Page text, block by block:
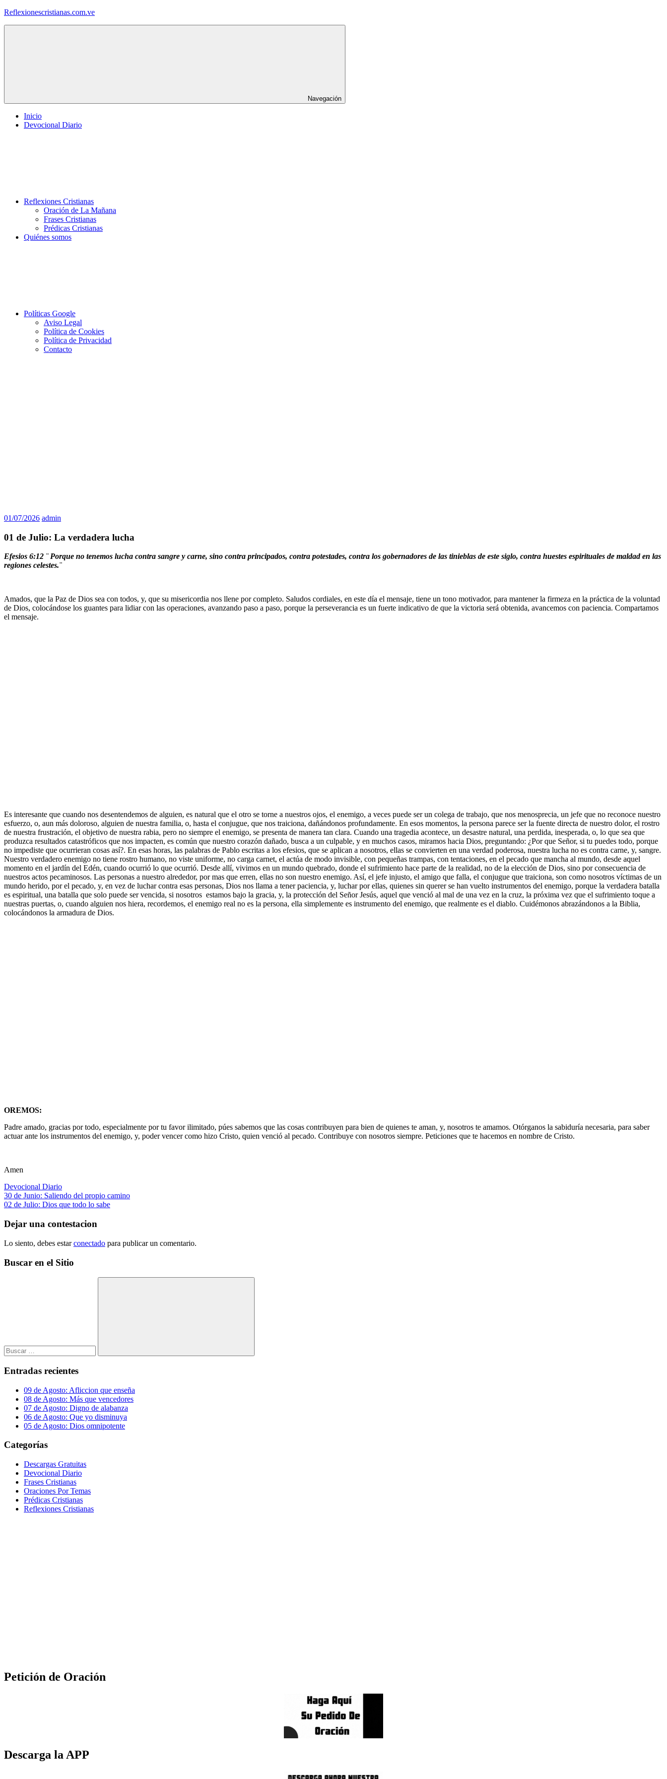
Saltar
Reflexionescristianas.com.ve
Navegación
Inicio
Devocional Diario
Reflexiones Cristianas
Oración de La Mañana
Frases Cristianas
Prédicas Cristianas
Quiénes somos
Políticas Google
Aviso Legal
Política de Cookies
Política de Privacidad
Contacto
01/07/2026 admin
01 de Julio: La verdadera lucha
Efesios 6:12 ¨ Porque no tenemos lucha contra sangre y carne, sino contra principados, contra potestades, contra los gobernadores de las tinieblas de este siglo, contra huestes espirituales de maldad en las
regiones celestes.¨
Amados, que la Paz de Dios sea con todos, y, que su misericordia nos llene por completo. Saludos cordiales, en este día el mensaje, tiene un tono motivador, para mantener la firmeza en la práctica de la voluntad
de Dios, colocándose los guantes para lidiar con las operaciones, avanzando paso a paso, porque la perseverancia es un fuerte indicativo de que la victoria será obtenida, avancemos con paciencia. Compartamos
el mensaje.
Es interesante que cuando nos desentendemos de alguien, es natural que el otro se torne a nuestros ojos, el enemigo, a veces puede ser un colega de trabajo, que nos menosprecia, un jefe que no reconoce nuestro
esfuerzo, o, aun más doloroso, alguien de nuestra familia, o, hasta el conjugue, que nos traiciona, dañándonos profundamente. En esos momentos, la persona parece ser la fuente directa de nuestro dolor, el rostro
de nuestra frustración, el objetivo de nuestra rabia, pero no siempre el enemigo, se presenta de manera tan clara. Cuando una tragedia acontece, un desastre natural, una perdida, inesperada, o, lo que sea que
produzca resultados catastróficos que nos impacten, es común que nuestro corazón dañado, busca a un culpable, y en muchos casos, miramos hacia Dios, preguntando: ¿Por que Señor, si tu puedes todo, porque
no impediste que ocurrieran cosas así?. En esas horas, las palabras de Pablo escritas a los efesios, que se aplican a nosotros, ellas se convierten en una verdad poderosa, nuestra lucha no es contra carne, y, sangre.
Nuestro verdadero enemigo no tiene rostro humano, no viste uniforme, no carga carnet, el actúa de modo invisible, con pequeñas trampas, con tentaciones, en el pecado que mancha al mundo, desde aquel
momento en el jardín del Edén, cuando ocurrió lo que ocurrió. Desde allí, vivimos en un mundo quebrado, donde el sufrimiento hace parte de la realidad, no de la elección de Dios, sino por consecuencia de
nuestros actos pecaminosos. Las personas a nuestro alrededor, por mas que erren, ellas no son nuestro enemigo. Así, el jefe injusto, el amigo que falla, el conjugue que traiciona, son como nosotros víctimas de un
mundo herido, por el pecado, y, en vez de luchar contra esas personas, Dios nos llama a tener paciencia, y, luchar por ellas, quienes sin querer se han vuelto instrumentos del enemigo, porque la verdadera batalla
es espiritual, una batalla que solo puede ser vencida, si nosotros estamos bajo la gracia, y, la protección del Señor Jesús, aquel que venció al mal de una vez en la cruz, la próxima vez que el sufrimiento toque a
nuestras puertas, o, cuando alguien nos hiera, recordemos, el enemigo real no es la persona, ella simplemente es instrumento del enemigo, que realmente es el diablo. Cuidémonos abrazándonos a la Biblia,
colocándonos la armadura de Dios.
OREMOS:
Padre amado, gracias por todo, especialmente por tu favor ilimitado, púes sabemos que las cosas contribuyen para bien de quienes te aman, y, nosotros te amamos. Otórganos la sabiduría necesaria, para saber
actuar ante los instrumentos del enemigo, y, poder vencer como hizo Cristo, quien venció al pecado. Contribuye con nosotros siempre. Peticiones que te hacemos en nombre de Cristo.
Amen
Devocional Diario
Navegación
de
entradas
Entrada
anterior:
30 de Junio: Saliendo del propio camino
Siguiente
02 de Julio: Dios que todo lo sabe
Dejar una contestacion
Lo siento, debes estarconectado para publicar un comentario.
Buscar en el Sitio
Buscar
Entradas recientes
09 de Agosto: Afliccion que enseña
08 de Agosto: Más que vencedores
07 de Agosto: Digno de alabanza
06 de Agosto: Que yo disminuya
05 de Agosto: Dios omnipotente
Categorías
Descargas Gratuitas
Devocional Diario
Frases Cristianas
Oraciones Por Temas
Prédicas Cristianas
Reflexiones Cristianas
Petición de Oración
Descarga la APP